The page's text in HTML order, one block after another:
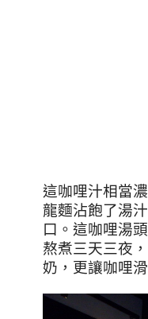
這咖哩汁相當
龍麵沾飽了湯
口 。這咖哩湯
熬煮三天三夜
奶，更讓咖哩